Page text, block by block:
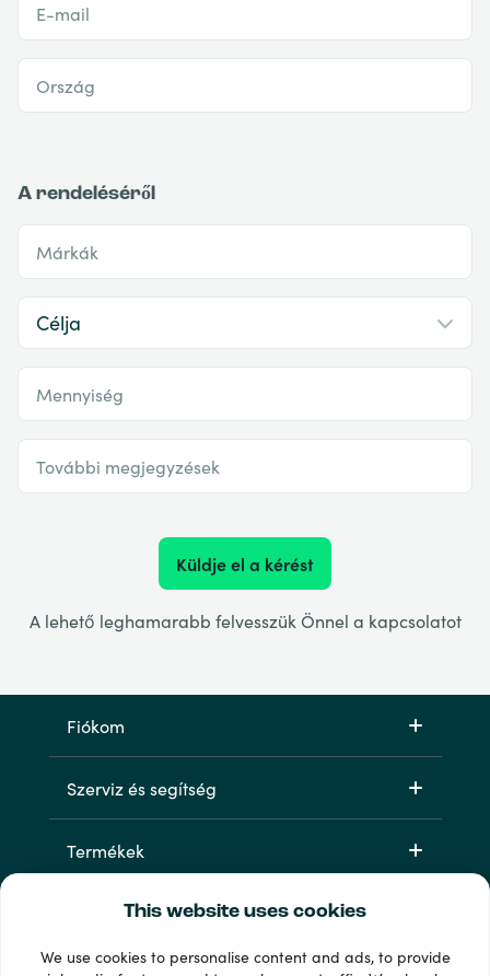
This website uses cookies
We use cookies to personalise content and ads, to provide
E-mail
Ország
A rendeléséről
Márkák
Mennyiség
További megjegyzések
Küldje el a kérést
A lehető leghamarabb felvesszük Önnel a kapcsolatot
Fiókom
Szerviz és segítség
Termékek